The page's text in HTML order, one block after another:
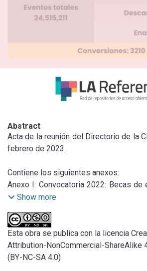
Abstract
Acta de la reunión del Directorio de la
febrero de 2023.
Contiene los siguientes anexos:
Anexo I: Convocatoria 2022: Becas de
(BENTRE23). Postulaciones admitidas
(BENTRE23). Postulaciones no admitidas
Anexo III: Convenio de ejecución
Ciencia, Tecnología e Innovación
Investigaciones Científicas de la
Show more
Esta obra se publica con la licencia
Attribution-NonCommercial-ShareAlike
(BY-NC-SA 4.0)